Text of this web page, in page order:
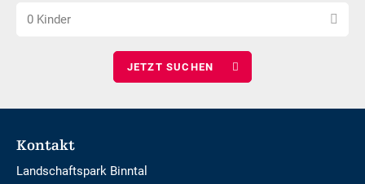
wählen
Anzahl
0 Kinder
Footer
Kontakt
Landschaftspark Binntal